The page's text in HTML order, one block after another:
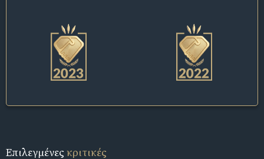
Επιλεγμένεςκριτικές